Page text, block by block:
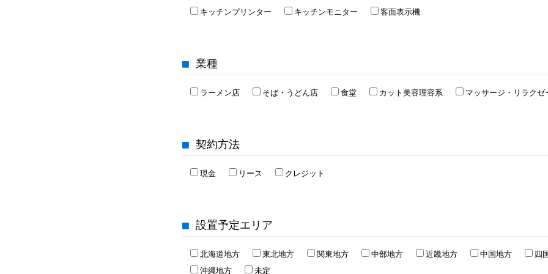
キッチンプリンター キッチンモニター 客面表示機
■ 業種
ラーメン店 そば・うどん店 食堂 カット美容理容系 マッサージ・リラクゼ
■ 契約方法
現金 リース クレジット
■ 設置予定エリア
北海道地方 東北地方 関東地方 中部地方 近畿地方 中国地方 四
沖縄地方
未定